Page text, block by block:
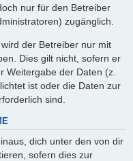
nur für den Betreiber
zugänglich.
der Betreiber nur mit
Dies gilt nicht, sofern er
Weitergabe der Daten (z.
ist oder die Daten zur
sind.
dich unter den von dir
sofern dies zur